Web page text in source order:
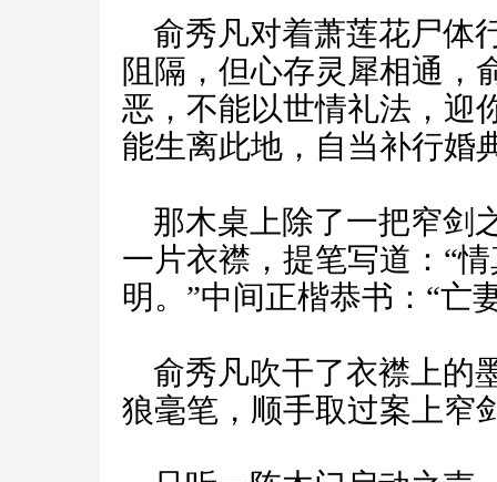
俞秀凡对着萧莲花尸体
阻隔，但心存灵犀相通，
恶，不能以世情礼法，迎
能生离此地，自当补行婚
那木桌上除了一把窄剑
一片衣襟，提笔写道：“
明。”中间正楷恭书：“亡
俞秀凡吹干了衣襟上的
狼毫笔，顺手取过案上窄